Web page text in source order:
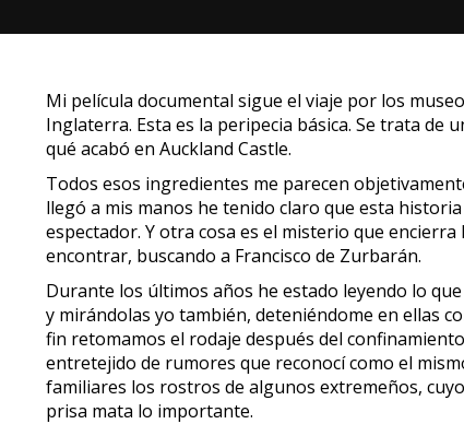
Mi película documental sigue el viaje por los
Inglaterra. Esta es la peripecia básica. Se trata de
qué acabó en Auckland Castle.
Todos esos ingredientes me parecen
llegó a mis manos he tenido claro que esta
espectador. Y otra cosa es el misterio que
encontrar, buscando a Francisco de Zurbarán.
Durante los últimos años he estado leyendo lo
y mirándolas yo también, deteniéndome en ellas
fin retomamos el rodaje después del
entretejido de rumores que reconocí como el
familiares los rostros de algunos extremeños,
prisa mata lo importante.